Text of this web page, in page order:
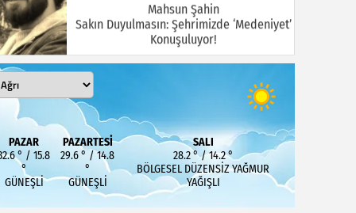
Mahsun Şahin
Sakın Duyulmasın: Şehrimizde ‘Medeniyet’
Konuşuluyor!
MEHMET KOÇ
DOĞUBAYAZIT ASLINDA BİR İNANÇ
MERKEZİDİR
PAZAR
° / 15.8
°
GÜNEŞLI
PAZARTESI
29.6 ° / 14.8
°
GÜNEŞLI
SALI
28.2 ° / 14.2 °
BÖLGESEL DÜZENSIZ YAĞMUR
YAĞIŞLI